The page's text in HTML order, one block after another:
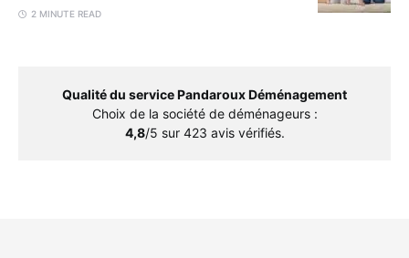
2 MINUTE READ
Qualité du service Pandaroux Déménagement
Choix de la société de déménageurs:
4,8/5 sur 423 avis vérifiés.